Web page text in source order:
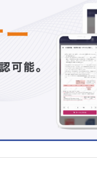
ーム医療
療法の理解
る各種の情報収集の例
進め方